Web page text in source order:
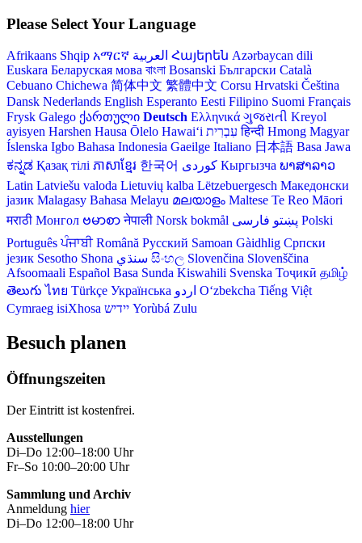
Please Select Your Language
Afrikaans Shqip አማርኛ العربية Հայերեն Azərbaycan dili
Euskara Беларуская мова বাংলা Bosanski Български Català
Cebuano Chichewa 简体中文 繁體中文 Corsu Hrvatski Čeština‎
Dansk Nederlands English Esperanto Eesti Filipino Suomi Français
Frysk Galego ქართული Deutsch Ελληνικά ગુજરાતી Kreyol
ayisyen Harshen Hausa Ōlelo Hawaiʻi עִבְרִית हिन्दी Hmong Magyar
Íslenska Igbo Bahasa Indonesia Gaeilge Italiano 日本語 Basa Jawa
ಕನ್ನಡ Қазақ тілі ភាសាខ្មែរ 한국어 Кыргызча ພາສາລາວ
Latin Latviešu valoda Lietuvių kalba Lëtzebuergesch Македонски
јазик Malagasy Bahasa Melayu മലയാളം Maltese Te Reo Māori
मराठी Монгол ဗမာစာ नेपाली Norsk bokmål پښتو فارسی
Polski
Português ਪੰਜਾਬੀ Română Русский Samoan Gàidhlig Српски
језик Sesotho Shona سنڌي සිංහල Slovenčina Slovenščina
Afsoomaali Español Basa Sunda Kiswahili Svenska Тоҷикӣ தமிழ்
తెలుగు ไทย Türkçe Українська اردو O‘zbekcha Tiếng Việt
Cymraeg isiXhosa יידיש Yorùbá Zulu
Besuch planen
Öffnungszeiten
Der Eintritt ist kostenfrei.
Ausstellungen
Di–Do 12:00–18:00 Uhr
Fr–So 10:00–20:00 Uhr
Sammlung und Archiv
Anmeldung hier
Di–Do 12:00–18:00 Uhr